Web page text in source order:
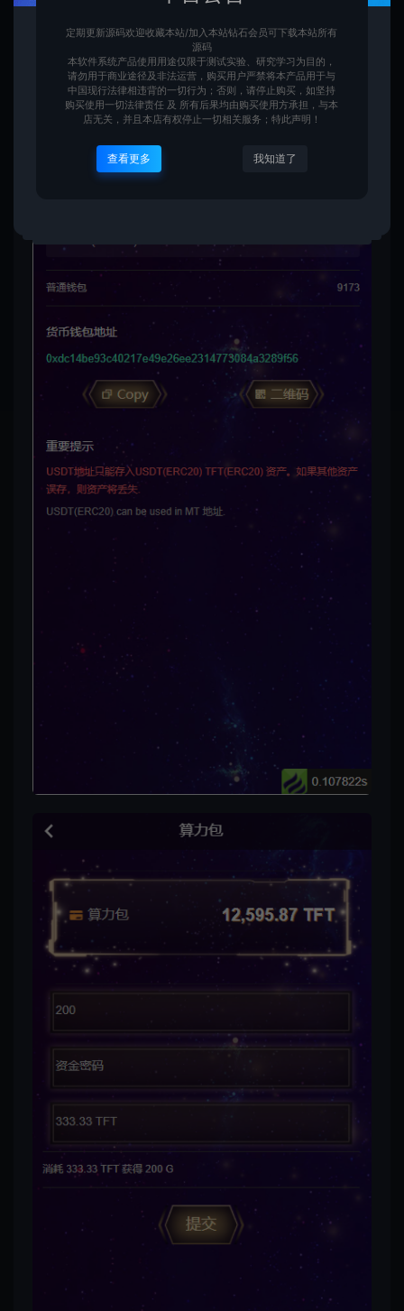
定期更新源码欢迎收藏本站/加入本站钻石会员可下载本站所有
源码
本软件系统产品使用用途仅限于测试实验、研究学习为目的，
请勿用于商业途径及非法运营，购买用户严禁将本产品用于与
中国现行法律相违背的一切行为；否则，请停止购买，如坚持
购买使用一切法律责任 及 所有后果均由购买使用方承担，与本
店无关，并且本店有权停止一切相关服务；特此声明！
查看更多 我知道了